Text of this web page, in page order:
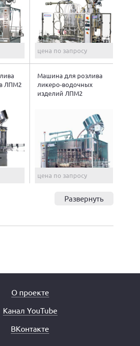
цена по запросу
ЛПМ2
Машина для розлива
ликеро-водочных
изделий ЛПМ2
цена по запросу
Развернуть
О проекте
Канал YouTube
ВКонтакте